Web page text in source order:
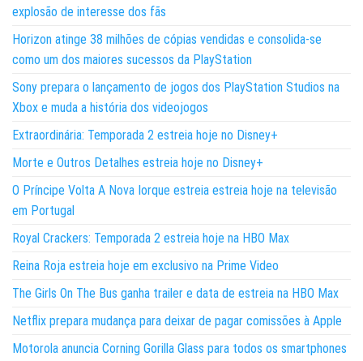
explosão de interesse dos fãs
Horizon atinge 38 milhões de cópias vendidas e consolida-se
como um dos maiores sucessos da PlayStation
Sony prepara o lançamento de jogos dos PlayStation Studios na
Xbox e muda a história dos videojogos
Extraordinária: Temporada 2 estreia hoje no Disney+
Morte e Outros Detalhes estreia hoje no Disney+
O Príncipe Volta A Nova Iorque estreia estreia hoje na televisão
em Portugal
Royal Crackers: Temporada 2 estreia hoje na HBO Max
Reina Roja estreia hoje em exclusivo na Prime Video
The Girls On The Bus ganha trailer e data de estreia na HBO Max
Netflix prepara mudança para deixar de pagar comissões à Apple
Motorola anuncia Corning Gorilla Glass para todos os smartphones